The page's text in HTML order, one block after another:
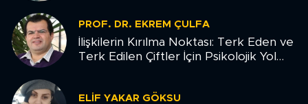
PROF. DR. EKREM ÇULFA
İlişkilerin Kırılma Noktası: Terk Eden ve
Terk Edilen Çiftler İçin Psikolojik Yol
ELIF YAKAR GÖKSU